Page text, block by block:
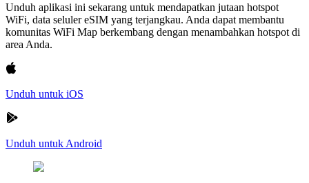
Unduh aplikasi ini sekarang untuk mendapatkan jutaan hotspot
WiFi, data seluler eSIM yang terjangkau. Anda dapat membantu
komunitas WiFi Map berkembang dengan menambahkan hotspot di
area Anda.
Unduh untuk iOS
Unduh untuk Android